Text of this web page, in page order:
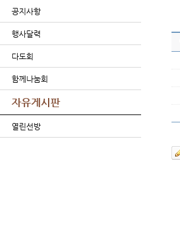
공지사항
행사달력
다도회
함께나눔회
자유게시판
열린선방